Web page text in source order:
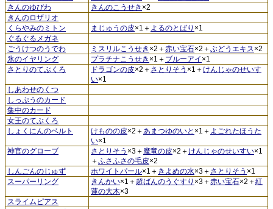
きんのゆびわ
きんのこうせき ×2
きんのロザリオ
くらやみのミトン
まじゅうの皮×1＋ よるのとばり ×1
ぐるぐるメガネ
ごうけつのうでわ
ミスリルこうせき ×2＋赤い宝石×2＋ぶどうエキス×2
氷のイヤリング
プラチナこうせき ×1＋ ブルーアイ ×1
さとりのてぶくろ
ドラゴンの皮×2＋ さとりそう ×1＋ けんじゃのせいす
い×1
しあわせのくつ
しっぷうのカード
集中のカード
女王のてぶくろ
しょくにんのベルト
けものの皮×2＋あまつゆのいと ×1＋ よごれたほうた
い×1
神官のグローブ
さとりそう ×3＋ 魔竜の皮×2＋ けんじゃのせいすい×1
＋ふさふさの毛皮×2
しんごんのじゅず
ホワイトパール×1＋ きよめの水×3＋ さとりそう ×1
スーパーリング
きんかい×1＋ 超ばんのうぐすり ×3＋赤い宝石×2＋紅
蓮の大木×3
スライムピアス